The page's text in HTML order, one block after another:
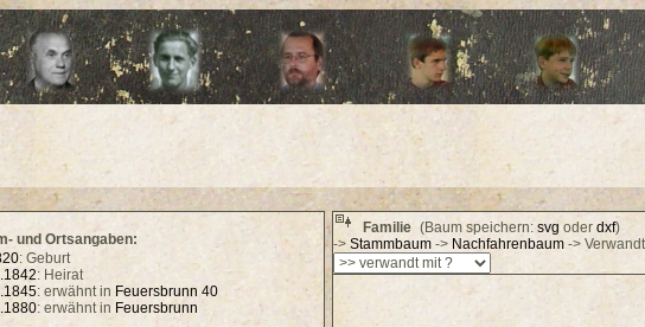
Familie (Baum speichern: svg oder dxf)
-> Stammbaum -> Nachfahrenbaum ->
und Ortsangaben:
: Geburt
: Heirat
: erwähnt in Feuersbrunn 40
: erwähnt in Feuersbrunn